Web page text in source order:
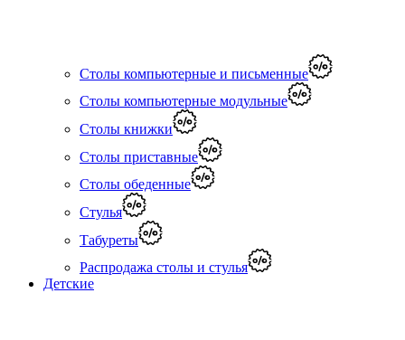
Столы компьютерные и письменные
Столы компьютерные модульные
Столы книжки
Столы приставные
Столы обеденные
Стулья
Табуреты
Распродажа столы и стулья
Детские